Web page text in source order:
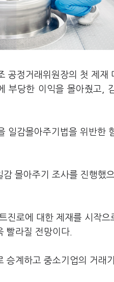
공정거래위원장의 첫 제재
부당한 이익을 몰아줬고,
일감몰아주기법을 위반한
몰아주기 조사를 진행했
진로에 대한 제재를 시작으
빨라질 전망이다.
계하고 중소기업의 거래